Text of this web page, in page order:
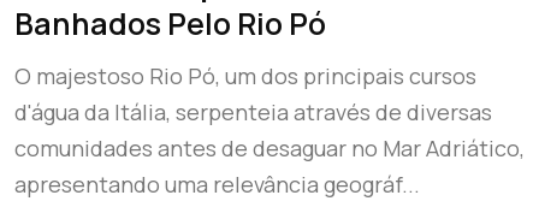
Banhados Pelo Rio Pó
O majestoso Rio Pó, um dos principais cursos
d'água da Itália, serpenteia através de diversas
comunidades antes de desaguar no Mar Adriático,
apresentando uma relevância geográf...